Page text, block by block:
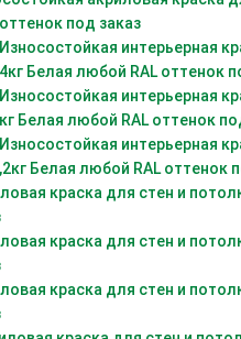
под заказ
интерьерная
Белая любой RAL оттенок
интерьерная
Белая любой RAL оттенок
интерьерная
Белая любой RAL оттенок
краска для стен и
краска для стен и
краска для стен и